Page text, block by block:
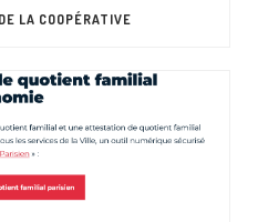
LA COOPÉRATIVE